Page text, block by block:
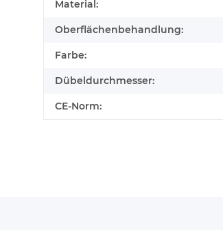
Material:
Oberflächenbehandlung:
Farbe:
Dübeldurchmesser:
CE-Norm: